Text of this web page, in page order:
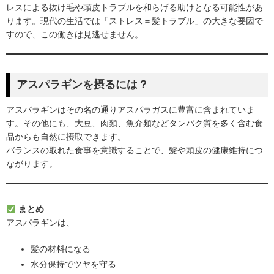
レスによる抜け毛や頭皮トラブルを和らげる助けとなる可能性があ
ります。現代の生活では「ストレス＝髪トラブル」の大きな要因で
すので、この働きは見逃せません。
アスパラギンを摂るには？
アスパラギンはその名の通りアスパラガスに豊富に含まれていま
す。その他にも、大豆、肉類、魚介類などタンパク質を多く含む食
品からも自然に摂取できます。
バランスの取れた食事を意識することで、髪や頭皮の健康維持につ
ながります。
まとめ
アスパラギンは、
髪の材料になる
水分保持でツヤを守る